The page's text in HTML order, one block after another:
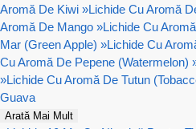
Aromă De Kiwi »Lichide Cu Aromă
Aromă De Mango »Lichide Cu
Mar (Green Apple) »Lichide Cu
Cu Aromă De Pepene (Watermelon)
»Lichide Cu Aromă De Tutun
Guava
Arată Mai Mult